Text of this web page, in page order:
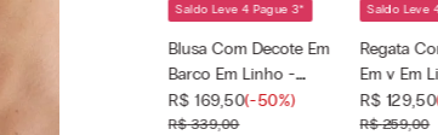
Cor selecionada
Branco - 001 -
Bianco
Tamanho
selecionado
Saldo Leve 4 Pague 3*
Blusa Com Decote Em
Barco Em Linho -
Branco
R$ 169,50(-50%)
R$ 339,00
Cor
Branco
Bianco
Tamanho
Saldo Leve
Regata
Em v Em
Branco
R$ 129,50
R$ 259,00